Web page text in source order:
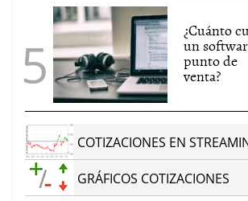
¿Cuánto
un
punto de
venta?
COTIZACIONES EN
GRÁFICOS COTIZACIONES